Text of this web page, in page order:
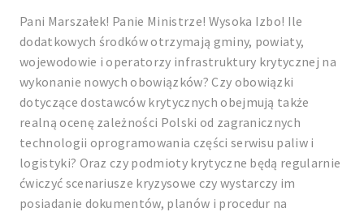
Pani Marszałek! Panie Ministrze! Wysoka Izbo! Ile
dodatkowych środków otrzymają gminy, powiaty,
wojewodowie i operatorzy infrastruktury krytycznej na
wykonanie nowych obowiązków? Czy obowiązki
dotyczące dostawców krytycznych obejmują także
realną ocenę zależności Polski od zagranicznych
technologii oprogramowania części serwisu paliw i
logistyki? Oraz czy podmioty krytyczne będą regularnie
ćwiczyć scenariusze kryzysowe czy wystarczy im
posiadanie dokumentów, planów i procedur na